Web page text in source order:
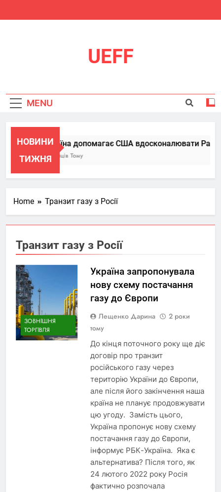
UEFF
MENU
НОВИНИ
ТИЖНЯ
Україна допомагає США вдосконалювати
6 Місяців Тому
Home Транзит газу з Росії
Транзит газу з Росії
ЗОВНІШНЯ
ТОРГІВЛЯ
Україна запропонувала
нову схему постачання
газу до Європи
Лещенко Дарина
2 роки
тому
До кінця поточного року ще діє
договір про транзит
російського газу через
територію України до Європи,
але після його закінчення наша
країна не планує продовжувати
цю угоду. Замість цього,
Україна пропонує нову схему
постачання газу до Європи,
інформує РБК-Україна. Яка є
альтернатива? Після того, як
24 лютого 2022 року Росія
фактично розпочала